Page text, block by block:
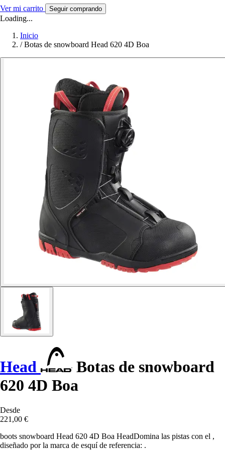
Ver mi carrito Seguir comprando
Loading...
Inicio
/ Botas de snowboard Head 620 4D Boa
Head
Botas de snowboard
620 4D Boa
Desde
221,00 €
boots snowboard Head 620 4D Boa HeadDomina las pistas con el ,
diseñado por la marca de esquí de referencia: .